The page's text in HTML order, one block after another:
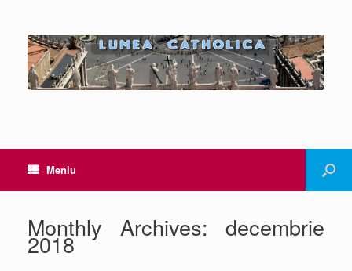
Meniu
Monthly Archives: decembrie
2018